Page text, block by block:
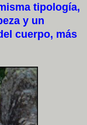
tipología,
y un
cuerpo, más